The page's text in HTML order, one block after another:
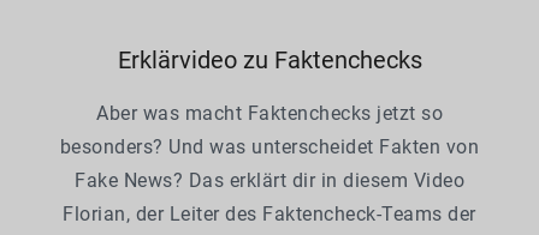
Erklärvideo zu Faktenchecks
Aber was macht Faktenchecks jetzt so
besonders? Und was unterscheidet Fakten von
Fake News? Das erklärt dir in diesem Video
Florian, der Leiter des Faktencheck-Teams der